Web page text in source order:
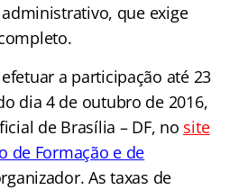
que exige
a participação até 23
dia 4 de outubro de 2016,
de Brasília – DF, no site
de Formação e de
As taxas de